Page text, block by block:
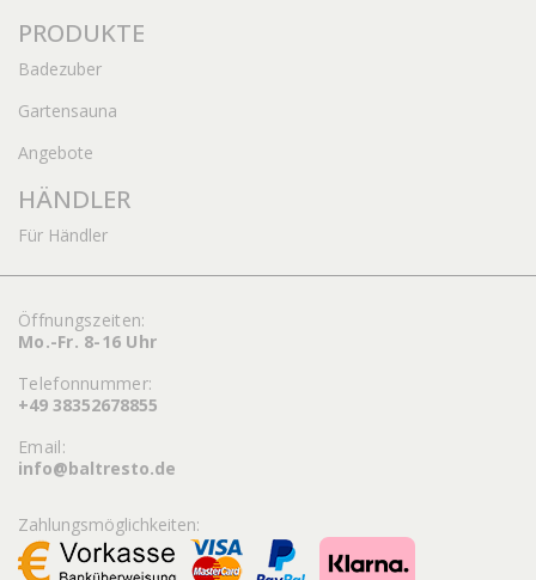
PRODUKTE
Badezuber
Gartensauna
Angebote
HÄNDLER
Für Händler
Öffnungszeiten:
Mo.-Fr. 8-16 Uhr
Telefonnummer:
+49 38352678855
Email:
info@baltresto.de
Zahlungsmöglichkeiten: